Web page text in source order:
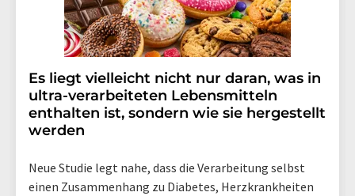
Es liegt vielleicht nicht nur daran, was in
ultra-verarbeiteten Lebensmitteln
enthalten ist, sondern wie sie hergestellt
werden
Neue Studie legt nahe, dass die Verarbeitung selbst
einen Zusammenhang zu Diabetes, Herzkrankheiten